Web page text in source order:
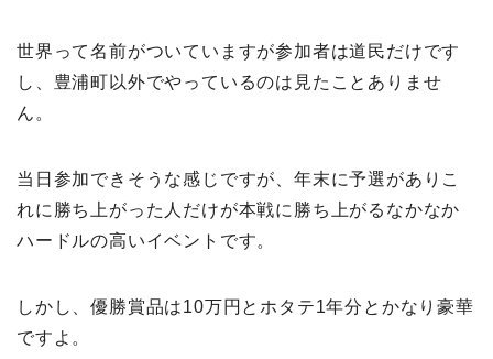
世界って名前がついていますが参加者は道民だけです
し、豊浦町以外でやっているのは見たことありませ
ん。
当日参加できそうな感じですが、年末に予選がありこ
れに勝ち上がった人だけが本戦に勝ち上がるなかなか
ハードルの高いイベントです。
しかし、優勝賞品は10万円とホタテ1年分とかなり豪華
ですよ。